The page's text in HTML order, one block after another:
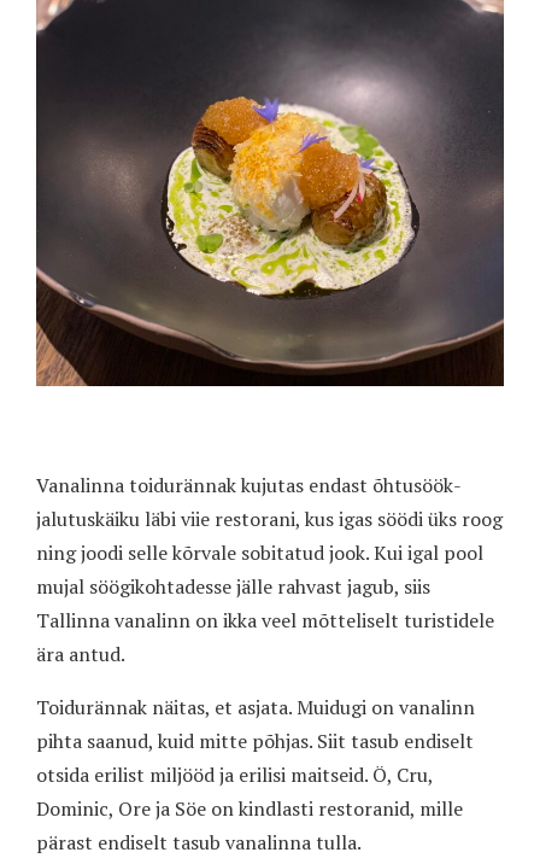
Vanalinna toidurännak kujutas endast õhtusöök-
jalutuskäiku läbi viie restorani, kus igas söödi üks roog
ning joodi selle kõrvale sobitatud jook. Kui igal pool
mujal söögikohtadesse jälle rahvast jagub, siis
Tallinna vanalinn on ikka veel mõtteliselt turistidele
ära antud.
Toidurännak näitas, et asjata. Muidugi on vanalinn
pihta saanud, kuid mitte põhjas. Siit tasub endiselt
otsida erilist miljööd ja erilisi maitseid. Ö, Cru,
Dominic, Ore ja Söe on kindlasti restoranid, mille
pärast endiselt tasub vanalinna tulla.